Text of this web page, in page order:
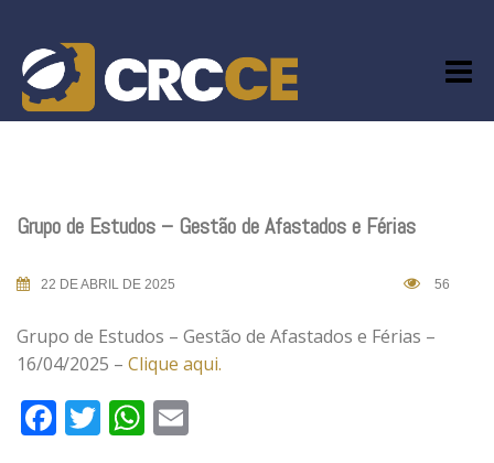
content
Grupo de Estudos – Gestão de Afastados e Férias
22 DE ABRIL DE 2025 56
Grupo de Estudos – Gestão de Afastados e Férias –
16/04/2025 – Clique aqui.
Facebook
TwitterWhatsApp